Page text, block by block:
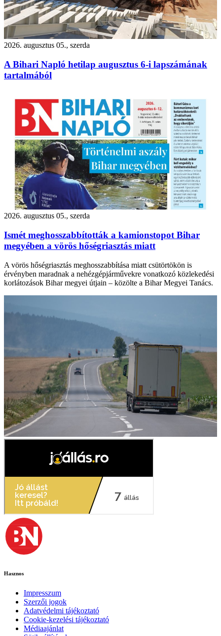
2026. augusztus 05., szerda
A Bihari Napló hetilap augusztus 6-i lapszámának
tartalmából
2026. augusztus 05., szerda
Ismét meghosszabbították a kamionstopot Bihar
megyében a vörös hőségriasztás miatt
A vörös hőségriasztás meghosszabbítása miatt csütörtökön is
érvényben maradnak a nehézgépjárművekre vonatkozó közlekedési
korlátozások Bihar megyei útjain – közölte a Bihar Megyei Tanács.
Hasznos
Impresszum
Szerzői jogok
Adatvédelmi tájékoztató
Cookie-kezelési tájékoztató
Médiaajánlat